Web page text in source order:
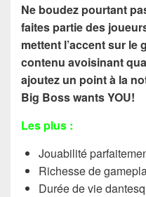
Ne boudez pourtant
faites partie des
mettent l’accent sur le
contenu avoisinant
ajoutez un point à la
Big Boss wants YOU!
Les plus :
Jouabilité
Richesse de
Durée de vie